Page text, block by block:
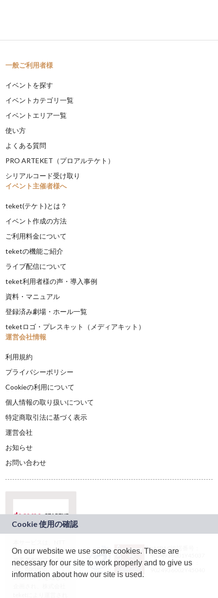
一般ご利用者様
イベントを探す
イベントカテゴリ一覧
イベントエリア一覧
使い方
よくある質問
PRO ARTEKET（プロアルテケト）
シリアルコード受け取り
イベント主催者様へ
teket(テケト)とは？
イベント作成の方法
ご利用料金について
teketの機能ご紹介
ライブ配信について
teket利用者様の声・導入事例
資料・マニュアル
登録済み劇場・ホール一覧
teketロゴ・プレスキット（メディアキット）
運営会社情報
利用規約
プライバシーポリシー
Cookieの利用について
個人情報の取り扱いについて
特定商取引法に基づく表示
運営会社
お知らせ
お問い合わせ
ドコモグループの新
規事業創出プログラ
ム「docomo
STARTUP」を通じて
JASRAC許諾番号：
9024936001Y45037
JASRAC許諾番号：
On our website we use some cookies. These are
necessary for our site to work properly and to give us
information about how our site is used.